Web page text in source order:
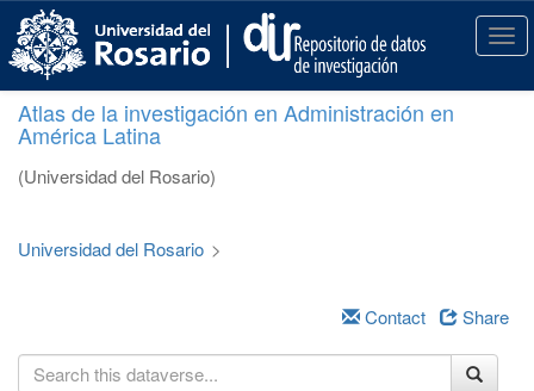
p
T
o
g
a
Atlas de la investigación en Administración en
América Latina
(Universidad del Rosario)
Universidad del Rosario >
Contact Share